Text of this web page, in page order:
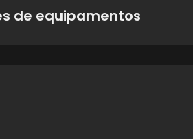
de equipamentos